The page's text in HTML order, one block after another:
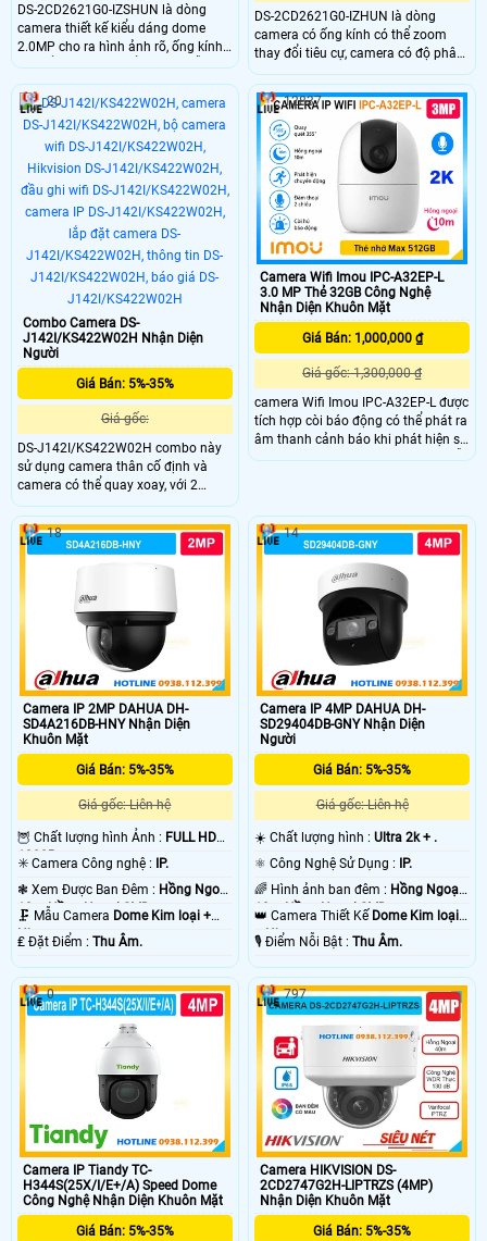
DS-2CD2621G0-IZSHUN là dòng
camera thiết kế kiểu dáng dome
2.0MP cho ra hình ảnh rõ, ống kính
có thể zoom thay đổi tiêu cự dễ
dàng, trang bị nhiều tính năng
thông minh, phát hiện khuôn mặt,
phát hiện đột nhập, hàng rào ảo,
trang bị chống nước IP 67
DS-2CD2621G0-IZHUN là dòng
camera có ống kính có thể zoom
thay đổi tiêu cự, camera có độ phân
giải 2.0MP cho ra hình ảnh sắc nét,
tích hợp phát hiện khuôn mặt, vượt
hàng rào ảo và xâm nhập khu vực
cấm, chuẩn chống nước IP 67 giúp
lắp đặt ngoài trời một cách dễ dàng.
Combo Camera DS-
J142I/KS422W02H Nhận Diện
Người
Giá Bán: 5%-35%
Giá gốc:
DS-J142I/KS422W02H combo này
sử dụng camera thân cố định và
camera có thể quay xoay, với 2
camera này sẽ cho ra sự bao quát
tốt đảm bảo an ninh ấn tượng, trang
bị ống kính có độ phân giải 2.0MP
hỗ trợ công nghệ wifi 6, có thể đàm
thoại 2 chiều và chống nước chuẩn
IP 66
20
Camera Wifi Imou IPC-A32EP-L
3.0 MP Thẻ 32GB Công Nghệ
Nhận Diện Khuôn Mặt
Giá Bán: 1,000,000 ₫
Giá gốc: 1,300,000 ₫
camera Wifi Imou IPC-A32EP-L được
tích hợp còi báo động có thể phát ra
âm thanh cảnh báo khi phát hiện sự
xâm nhập. Ngoài ra camera còn hỗ
không cần thông qua modem nhà
mạng.
12837
Camera IP 2MP DAHUA DH-
SD4A216DB-HNY Nhận Diện
Khuôn Mặt
Giá Bán: 5%-35%
Giá gốc: Liên hệ
🦉 Chất lượng hình Ảnh : FULL HD
1080P .
✳️ Camera Công nghệ : IP.
❃ Xem Được Ban Đêm : Hồng Ngoại
10m Hồng Ngoại SMD.
🗜️ Mẫu Camera Dome Kim loại +
Nhựa.
️₤ Đặt Điểm : Thu Âm.
18
Camera IP 4MP DAHUA DH-
SD29404DB-GNY Nhận Diện
Người
Giá Bán: 5%-35%
Giá gốc: Liên hệ
☀️ Chất lượng hình :Ultra 2k + .
⚛️ Công Nghệ Sử Dụng : IP.
🌈 Hình ảnh ban đêm : Hồng Ngoại
10m Hồng Ngoại SMD.
👑 Camera Thiết Kế Dome Kim loại
+ Nhựa.
️🎙 Điểm Nỗi Bật :Thu Âm.
14
Camera IP Tiandy TC-
H344S(25X/I/E+/A) Speed Dome
Công Nghệ Nhận Diện Khuôn Mặt
Giá Bán: 5%-35%
0
Camera HIKVISION DS-
2CD2747G2H-LIPTRZS (4MP)
Nhận Diện Khuôn Mặt
Giá Bán: 5%-35%
797